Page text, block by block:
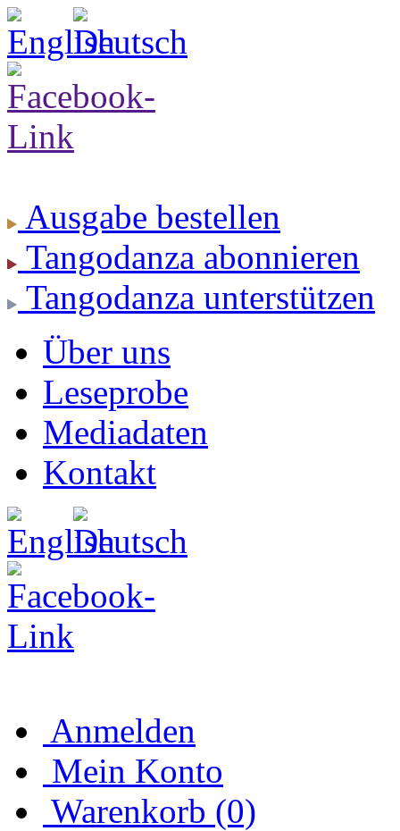
Ausgabe bestellen
Tangodanza abonnieren
Tangodanza unterstützen
Über uns
Leseprobe
Mediadaten
Kontakt
Anmelden
Mein Konto
Warenkorb (0)